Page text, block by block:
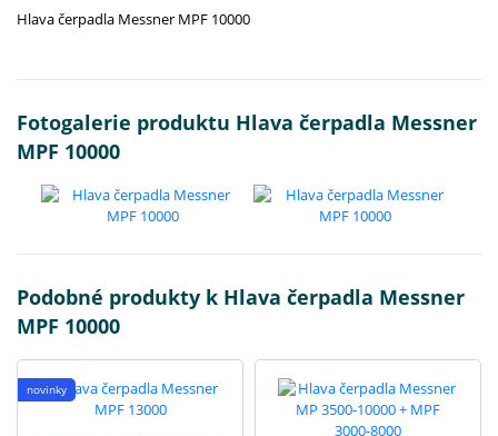
Hlava čerpadla Messner MPF 10000
Fotogalerie produktu Hlava čerpadla Messner
MPF 10000
Podobné produkty k Hlava čerpadla Messner
MPF 10000
novinky